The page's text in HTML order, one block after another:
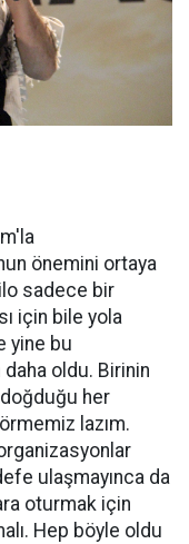
önemini ortaya
sadece bir
için bile yola
yine bu
oldu. Birinin
her
lazım.
ulaşmayınca da
oturmak için
Hep böyle oldu